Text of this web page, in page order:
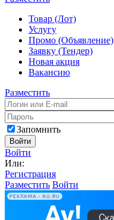
Товар (Лот)
Услугу
Промо (Объявление)
Заявку (Тендер)
Новая акция
Вакансию
Разместить
Запомнить
Войти
Войти
Или:
Регистрация
Разместить Войти
РЕКЛАМА • AU.RU